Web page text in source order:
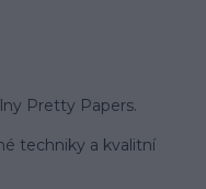
Pretty Papers.
techniky a kvalitní